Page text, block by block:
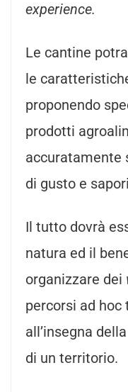
experience.
Le cantine
le
proponendo
prodotti
accuratamente
di gusto e
Il tutto dovrà
natura ed il
organizzare dei
percorsi ad hoc
all’insegna
di un territorio.